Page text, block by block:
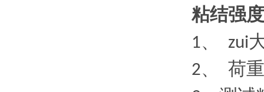
粘结强
1、 zui
2、 荷